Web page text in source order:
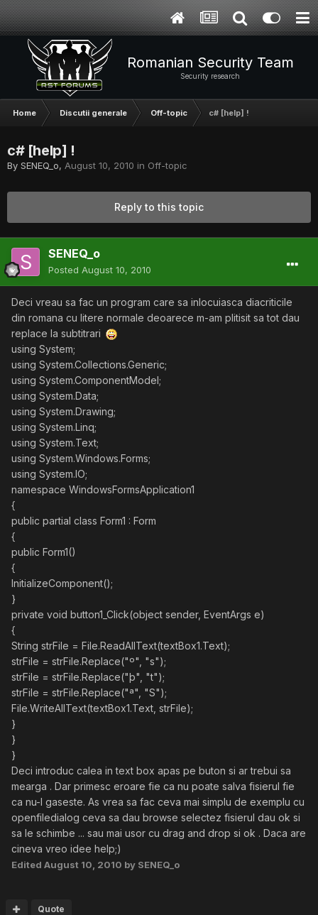
Romanian Security Team
Security research
Home Discutii generale Off-topic c# [help] !
c# [help] !
By SENEQ_o, August 10, 2010 in Off-topic
Reply to this topic
SENEQ_o
Posted August 10, 2010
Deci vreau sa fac un program care sa inlocuiasca diacriticile
din romana cu litere normale deoarece m-am plitisit sa tot dau
replace la subtitrari
using System;
using System.Collections.Generic;
using System.ComponentModel;
using System.Data;
using System.Drawing;
using System.Linq;
using System.Text;
using System.Windows.Forms;
using System.IO;
namespace WindowsFormsApplication1
{
public partial class Form1 : Form
{
public Form1()
{
InitializeComponent();
}
private void button1_Click(object sender, EventArgs e)
{
String strFile = File.ReadAllText(textBox1.Text);
strFile = strFile.Replace("º", "s");
strFile = strFile.Replace("þ", "t");
strFile = strFile.Replace("ª", "S");
File.WriteAllText(textBox1.Text, strFile);
}
}
}
Deci introduc calea in text box apas pe buton si ar trebui sa
mearga . Dar primesc eroare fie ca nu poate salva fisierul fie
ca nu-l gaseste. As vrea sa fac ceva mai simplu de exemplu cu
openfiledialog ceva sa dau browse selectez fisierul dau ok si
sa le schimbe ... sau mai usor cu drag and drop si ok . Daca are
cineva vreo idee help;)
Edited August 10, 2010 by SENEQ_o
Quote